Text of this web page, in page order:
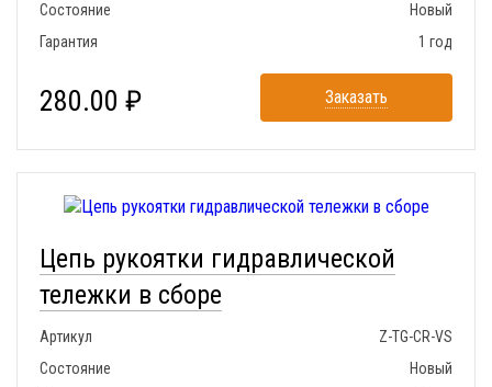
Состояние
Новый
Гарантия
1 год
280.00 ₽ Заказать
Цепь рукоятки гидравлической
тележки в сборе
Артикул
Z-TG-CR-VS
Состояние
Новый